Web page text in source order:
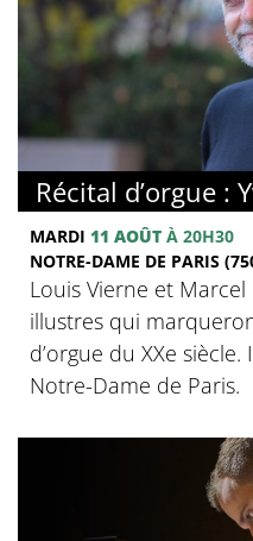
Récital d’orgue :
MARDI 11 AOÛT À 20H30
NOTRE-DAME DE PARIS
Louis Vierne et
illustres qui
d’orgue du XXe
Notre-Dame de Paris.